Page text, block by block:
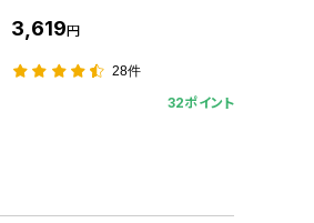
3,619円
28件
32ポイント